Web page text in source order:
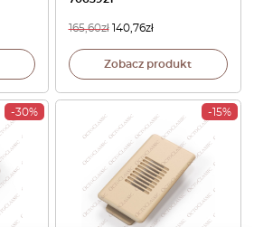
165,60zł 140,76zł
Zobacz produkt
-30% -15%